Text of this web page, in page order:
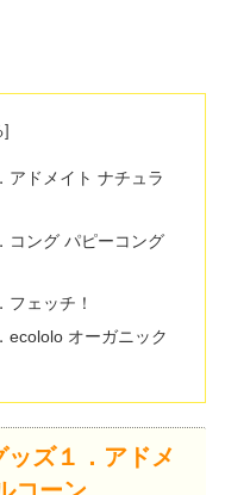
アドメイト ナチュラ
コング パピーコング
ェッチ！
ecololo オーガニック
ズ１．アドメ